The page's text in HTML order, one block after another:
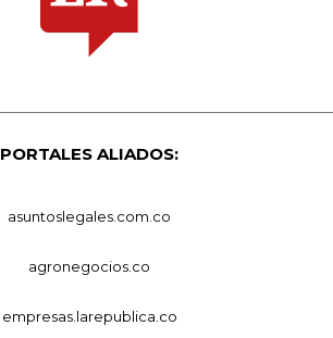
PORTALES ALIADOS:
asuntoslegales.com.co
agronegocios.co
empresas.larepublica.co